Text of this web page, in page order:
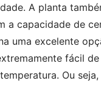
A planta
a capacidade de
uma excelente
fácil
Ou